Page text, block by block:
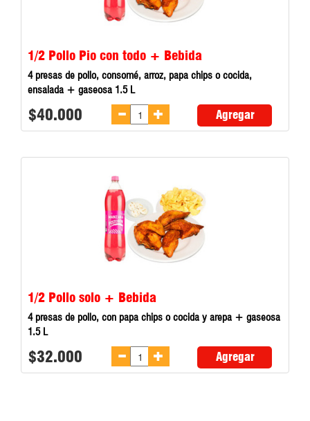
1/2 Pollo Pio con todo + Bebida
4 presas de pollo, consomé, arroz, papa chips o cocida,
ensalada + gaseosa 1.5 L
$40.000 Agregar
1/2 Pollo solo + Bebida
4 presas de pollo, con papa chips o cocida y arepa + gaseosa
1.5 L
$32.000 Agregar